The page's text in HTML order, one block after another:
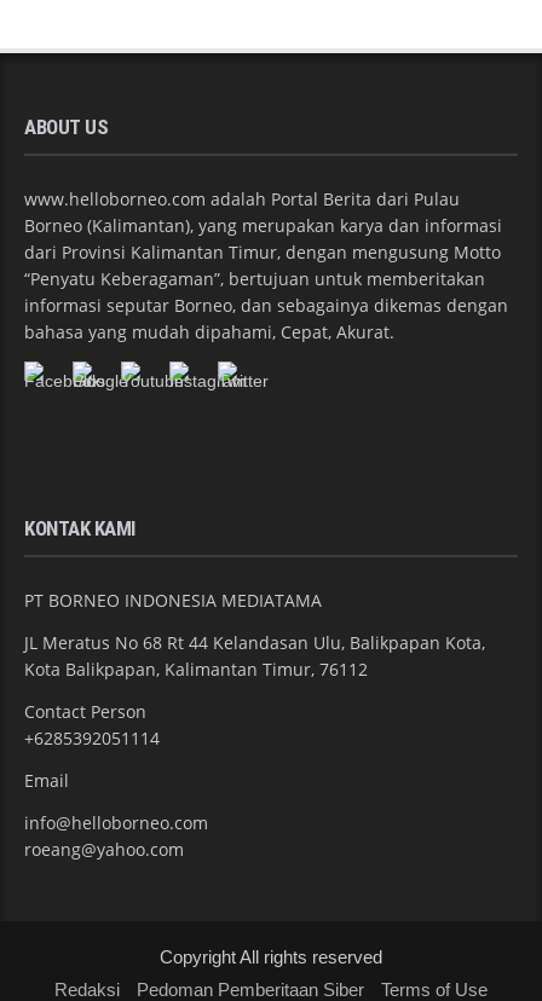
ABOUT US
www.helloborneo.com adalah Portal Berita dari Pulau
Borneo (Kalimantan), yang merupakan karya dan informasi
dari Provinsi Kalimantan Timur, dengan mengusung Motto
“Penyatu Keberagaman”, bertujuan untuk memberitakan
informasi seputar Borneo, dan sebagainya dikemas dengan
bahasa yang mudah dipahami, Cepat, Akurat.
KONTAK KAMI
PT BORNEO INDONESIA MEDIATAMA
JL Meratus No 68 Rt 44 Kelandasan Ulu, Balikpapan Kota,
Kota Balikpapan, Kalimantan Timur, 76112
Contact Person
+6285392051114
Email
info@helloborneo.com
roeang@yahoo.com
Copyright All rights reserved
Redaksi
Pedoman Pemberitaan Siber Terms of Use